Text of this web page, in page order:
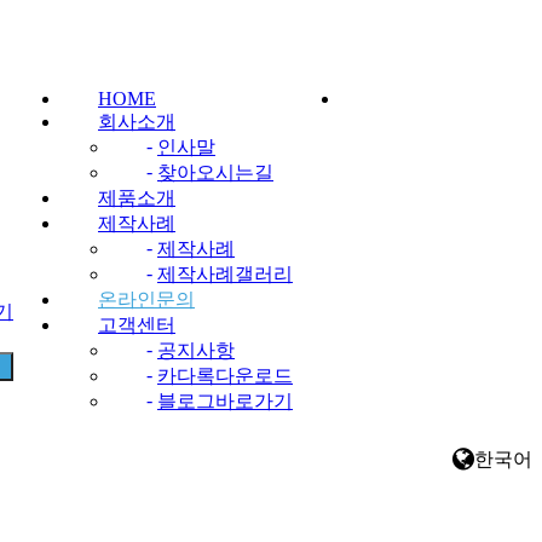
HOME
회사소개
- 인사말
- 찾아오시는길
제품소개
제작사례
- 제작사례
- 제작사례갤러리
온라인문의
고객센터
- 공지사항
- 카다록다운로드
- 블로그바로가기
한국어